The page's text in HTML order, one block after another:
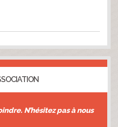
N’hésitez pas à nous